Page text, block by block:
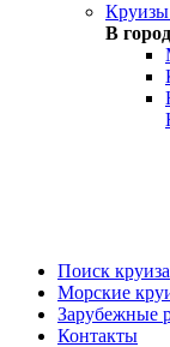
В город
Поиск круиза
Морские
Зарубежные
Контакты